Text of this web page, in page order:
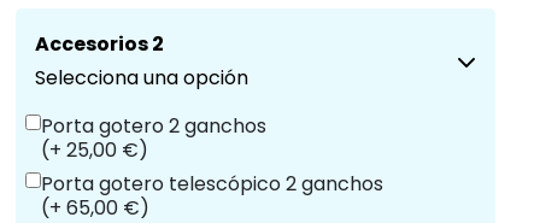
Accesorios 2
Selecciona una opción
Porta gotero 2 ganchos
(+ 25,00 €)
Porta gotero telescópico 2 ganchos
(+ 65,00 €)